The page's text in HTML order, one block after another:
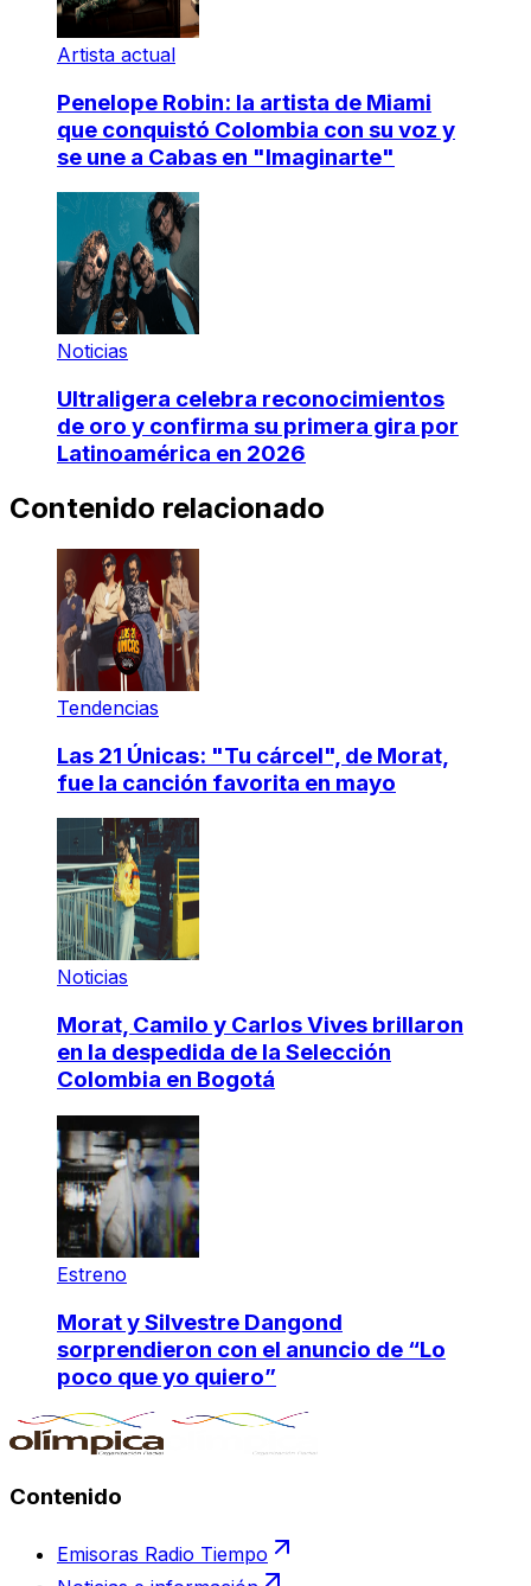
Artista actual
Penelope Robin: la artista de Miami
que conquistó Colombia con su voz y
se une a Cabas en "Imaginarte"
Noticias
Ultraligera celebra reconocimientos
de oro y confirma su primera gira por
Latinoamérica en 2026
Contenido relacionado
Tendencias
Las 21 Únicas: "Tu cárcel", de Morat,
fue la canción favorita en mayo
Noticias
Morat, Camilo y Carlos Vives brillaron
en la despedida de la Selección
Colombia en Bogotá
Estreno
Morat y Silvestre Dangond
sorprendieron con el anuncio de “Lo
poco que yo quiero”
Contenido
Emisoras Radio Tiempo